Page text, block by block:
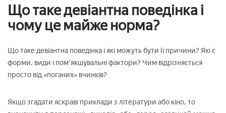
Що таке девіантна поведінка і
чому це майже норма?
Що таке девіантна поведінка і які можуть бути її причини? Які є
форми, види і пом'якшувальні фактори? Чим відрізняється
просто від «поганих» вчинків?
Якщо згадати яскраві приклади з літератури або кіно, то